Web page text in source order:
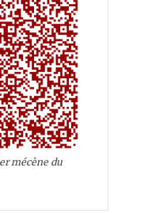
mécène du